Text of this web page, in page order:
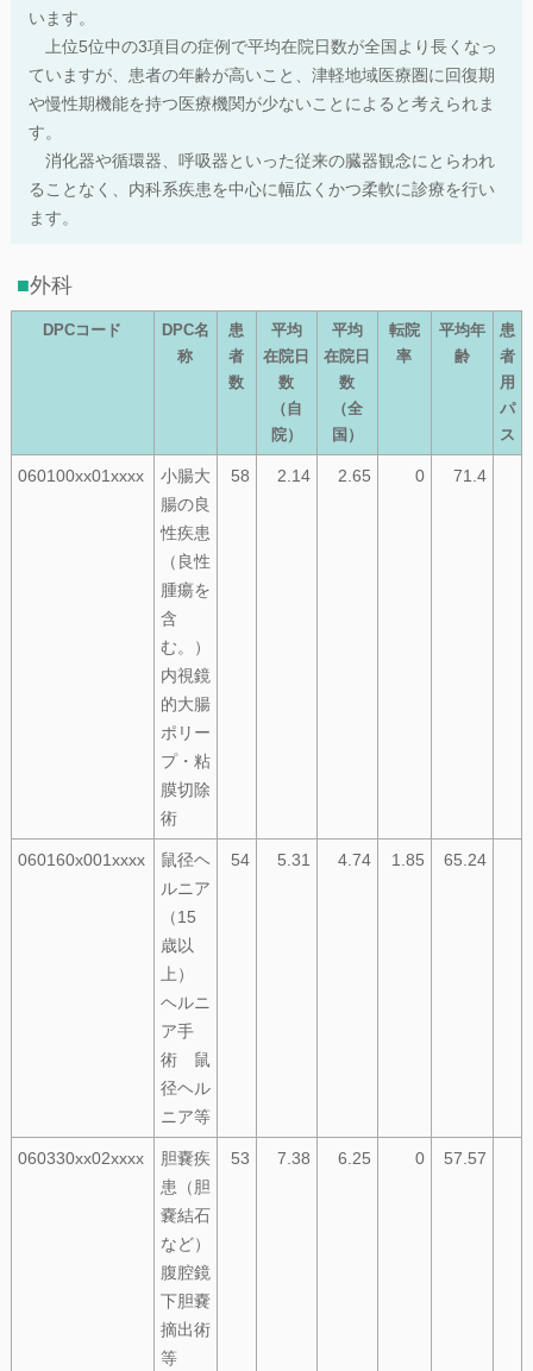
います。
上位5位中の3項目の症例で平均在院日数が全国より長くなっ
ていますが、患者の年齢が高いこと、津軽地域医療圏に回復期
や慢性期機能を持つ医療機関が少ないことによると考えられま
す。
消化器や循環器、呼吸器といった従来の臓器観念にとらわれ
ることなく、内科系疾患を中心に幅広くかつ柔軟に診療を行い
ます。
外科
DPCコード
DPC名
称
患
者
数
平均
在院日
数
（自
院）
平均
在院日
数
（全
国）
転院
率
平均年
齢
患
者
用
パ
ス
060100xx01xxxx
小腸大
腸の良
性疾患
（良性
腫瘍を
含
む。）
内視鏡
的大腸
ポリー
プ・粘
膜切除
術
58 2.14 2.65 0 71.4
060160x001xxxx
鼠径ヘ
ルニア
（15
歳以
上）
ヘルニ
ア手
術 鼠
径ヘル
ニア等
54 5.31 4.74 1.85 65.24
060330xx02xxxx
胆嚢疾
患（胆
嚢結石
など）
腹腔鏡
下胆嚢
摘出術
等
53 7.38 6.25 0 57.57